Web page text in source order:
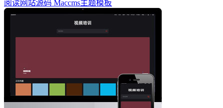
阅读网站源码 Maccms主题模板